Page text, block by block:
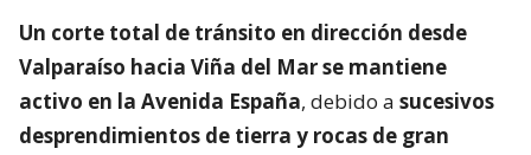
Un corte total de tránsito en dirección desde
Valparaíso hacia Viña del Mar se mantiene
activo en la Avenida España, debido a sucesivos
desprendimientos de tierra y rocas de gran